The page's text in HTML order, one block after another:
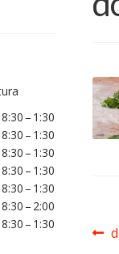
– 1:30
– 1:30
– 1:30
– 1:30
– 1:30
– 2:00
– 1:30